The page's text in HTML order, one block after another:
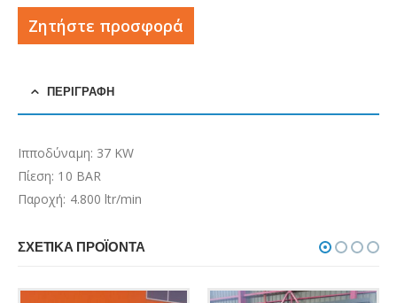
Ζητήστε προσφορά
ΠΕΡΙΓΡΑΦΉ
Ιπποδύναμη: 37 KW
Πίεση: 10 BAR
Παροχή: 4.800 ltr/min
ΣΧΕΤΙΚΆ ΠΡΟΪΌΝΤΑ